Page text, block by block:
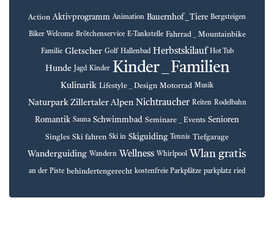
Action Aktivprogramm Animation Bauernhof _ Tiere Bergsteigen
Biker Welcome Brötchenservice E-Tankstelle Fahrrad _ Mountainbike
Familie Gletscher Golf Hallenbad Herbstskilauf Hot Tub
Hunde Jagd Kinder Kinder _ Familien
Kulinarik Lifestyle _ Design Motorrad Musik
Naturpark Zillertaler Alpen Nichtraucher Reiten Rodelbahn
Romantik Sauna Schwimmbad Seminare _ Events Senioren
Singles Ski fahren Ski in Skiguiding Tennis Tiefgarage
Wanderguiding Wandern Wellness Whirlpool Wlan gratis
an der Piste behindertengerecht kostenfreie Parkplätze parkplatz ried